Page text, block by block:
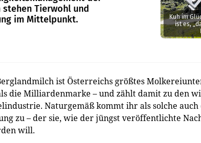
Kuh im
ist es,
Tierwohl und
im Mittelpunkt.
ist Österreichs größtes
die Milliardenmarke – und zählt damit zu den
Naturgemäß kommt ihr als solche
zu – der sie, wie der jüngst veröffentlichte
will.